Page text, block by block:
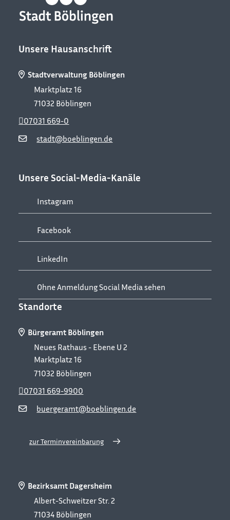
Unsere Hausanschrift
Stadtverwaltung Böblingen
Marktplatz 16
71032 Böblingen
stadt@boeblingen.de
07031 669-0
Unsere Social-Media-Kanäle
Instagram
Facebook
LinkedIn
Ohne Anmeldung Social Media sehen
Standorte
Bürgeramt Böblingen
Neues Rathaus - Ebene U 2
Marktplatz 16
71032 Böblingen
buergeramt@boeblingen.de
07031 669-9900
zur Terminvereinbarung
Bezirksamt Dagersheim
Albert-Schweitzer Str. 2
71034 Böblingen